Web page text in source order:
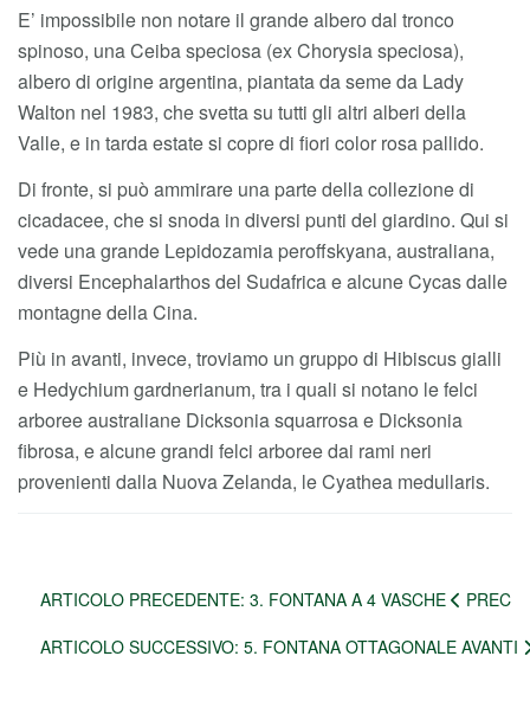
E’ impossibile non notare il grande albero dal tronco
spinoso, una Ceiba speciosa (ex Chorysia speciosa),
albero di origine argentina, piantata da seme da Lady
Walton nel 1983, che svetta su tutti gli altri alberi della
Valle, e in tarda estate si copre di fiori color rosa pallido.
Di fronte, si può ammirare una parte della collezione di
cicadacee, che si snoda in diversi punti del giardino. Qui si
vede una grande Lepidozamia peroffskyana, australiana,
diversi Encephalarthos del Sudafrica e alcune Cycas dalle
montagne della Cina.
Più in avanti, invece, troviamo un gruppo di Hibiscus gialli
e Hedychium gardnerianum, tra i quali si notano le felci
arboree australiane Dicksonia squarrosa e Dicksonia
fibrosa, e alcune grandi felci arboree dai rami neri
provenienti dalla Nuova Zelanda, le Cyathea medullaris.
ARTICOLO PRECEDENTE: 3. FONTANA A 4 VASCHE
PREC
ARTICOLO SUCCESSIVO: 5. FONTANA OTTAGONALE AVANTI